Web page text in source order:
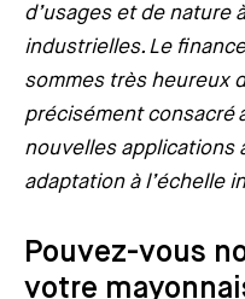
d’usages et de nature
industrielles. Le
sommes très heureux
précisément consacré
nouvelles applications
adaptation à l’échelle
Pouvez-vous
votre